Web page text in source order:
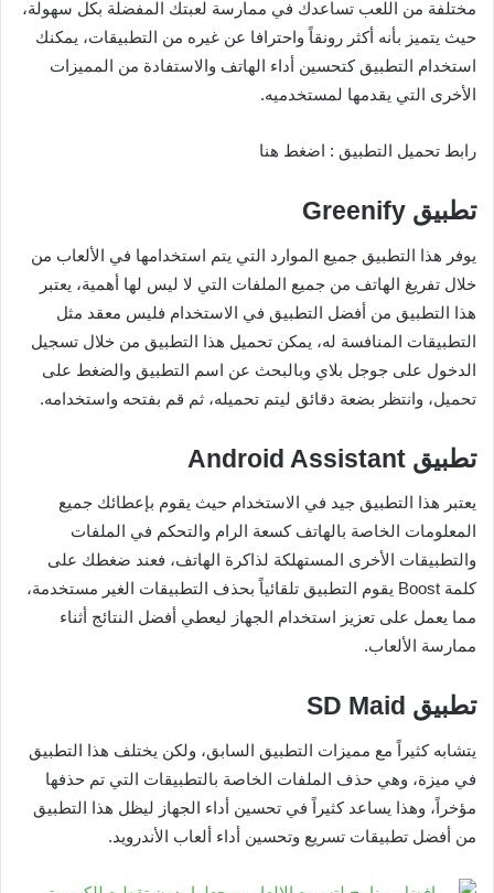
مختلفة من اللعب تساعدك في ممارسة لعبتك المفضلة بكل سهولة،
حيث يتميز بأنه أكثر رونقاً واحترافا عن غيره من التطبيقات، يمكنك
استخدام التطبيق كتحسين أداء الهاتف والاستفادة من المميزات
الأخرى التي يقدمها لمستخدميه.
رابط تحميل التطبيق : اضغط هنا
تطبيق Greenify
يوفر هذا التطبيق جميع الموارد التي يتم استخدامها في الألعاب من
خلال تفريغ الهاتف من جميع الملفات التي لا ليس لها أهمية، يعتبر
هذا التطبيق من أفضل التطبيق في الاستخدام فليس معقد مثل
التطبيقات المنافسة له، يمكن تحميل هذا التطبيق من خلال تسجيل
الدخول على جوجل بلاي وبالبحث عن اسم التطبيق والضغط على
تحميل، وانتظر بضعة دقائق ليتم تحميله، ثم قم بفتحه واستخدامه.
تطبيق Android Assistant
يعتبر هذا التطبيق جيد في الاستخدام حيث يقوم بإعطائك جميع
المعلومات الخاصة بالهاتف كسعة الرام والتحكم في الملفات
والتطبيقات الأخرى المستهلكة لذاكرة الهاتف، فعند ضغطك على
كلمة Boost يقوم التطبيق تلقائياً بحذف التطبيقات الغير مستخدمة،
مما يعمل على تعزيز استخدام الجهاز ليعطي أفضل النتائج أثناء
ممارسة الألعاب.
تطبيق SD Maid
يتشابه كثيراً مع مميزات التطبيق السابق، ولكن يختلف هذا التطبيق
في ميزة، وهي حذف الملفات الخاصة بالتطبيقات التي تم حذفها
مؤخراً، وهذا يساعد كثيراً في تحسين أداء الجهاز ليظل هذا التطبيق
من أفضل تطبيقات تسريع وتحسين أداء ألعاب الأندرويد.